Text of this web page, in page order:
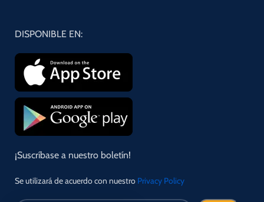
DISPONIBLE EN:
¡Suscríbase a nuestro boletín!
Se utilizará de acuerdo con nuestro Privacy Policy